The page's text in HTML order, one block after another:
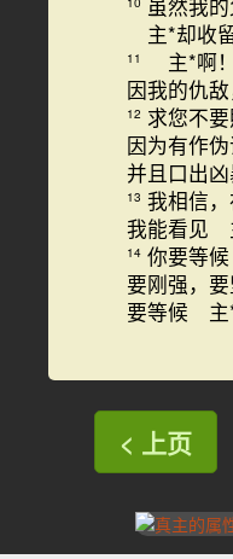
虽然我
主*却收留
11
主*啊
因我的仇敌
12 求您不
因为有作伪
并且口出凶
13 我相信，
我能看见
14 你要等
要刚强，要
要等候 主*
< 上页